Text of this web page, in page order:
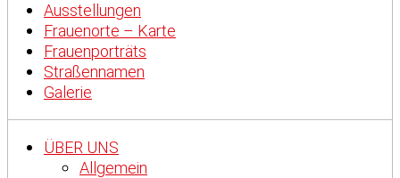
Ausstellungen
Frauenorte – Karte
Frauenporträts
Straßennamen
Galerie
ÜBER UNS
Allgemein